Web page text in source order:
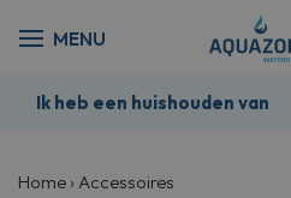
Ik heb een huishouden van
Home ›Accessoires